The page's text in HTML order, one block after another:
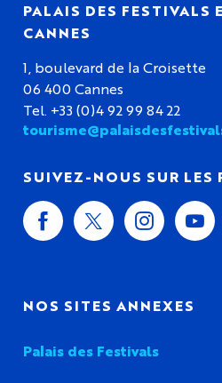
PALAIS DES FESTIVALS
CANNES
1, boulevard de la Croisette
06 400 Cannes
Tel. +33 (0)4 92 99 84 22
SUIVEZ-NOUS SUR LES
NOS SITES ANNEXES
Palais des Festivals